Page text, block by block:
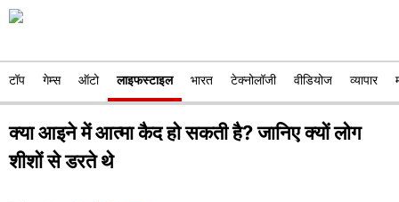
टॉप गेम्स ऑटो लाइफस्टाइल भारत टेक्नोलॉजी वीडियोज व्यापार
क्या आइने में आत्मा कैद हो सकती है? जानिए क्यों लोग
शीशों से डरते थे